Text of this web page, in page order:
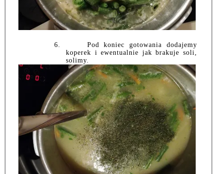
6.
Pod koniec gotowania dodajemy
koperek i ewentualnie jak brakuje soli,
solimy.